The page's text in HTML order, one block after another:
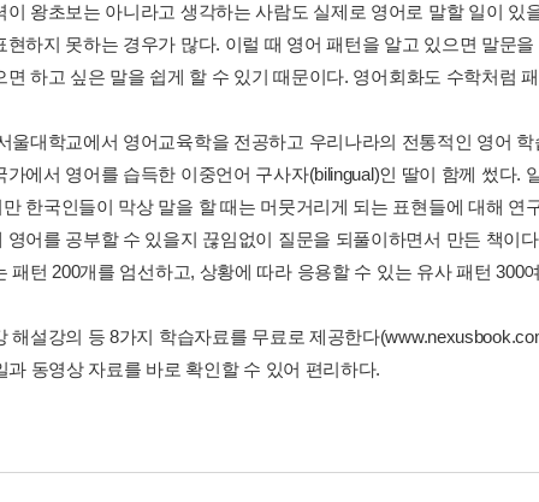
이 왕초보는 아니라고 생각하는 사람도 실제로 영어로 말할 일이 있
현하지 못하는 경우가 많다. 이럴 때 영어 패턴을 알고 있으면 말문
면 하고 싶은 말을 쉽게 할 수 있기 때문이다. 영어회화도 수학처럼
울대학교에서 영어교육학을 전공하고 우리나라의 전통적인 영어
가에서 영어를 습득한 이중언어 구사자(bilingual)인 딸이 함께 썼다.
한국인들이 막상 말을 할 때는 머뭇거리게 되는 표현들에 대해 연
영어를 공부할 수 있을지 끊임없이 질문을 되풀이하면서 만든 책이
패턴 200개를 엄선하고, 상황에 따라 응용할 수 있는 유사 패턴 300
해설강의 등 8가지 학습자료를 무료로 제공한다
과 동영상 자료를 바로 확인할 수 있어 편리하다.